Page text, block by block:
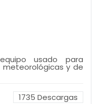
usado para
y de
1735 Descargas